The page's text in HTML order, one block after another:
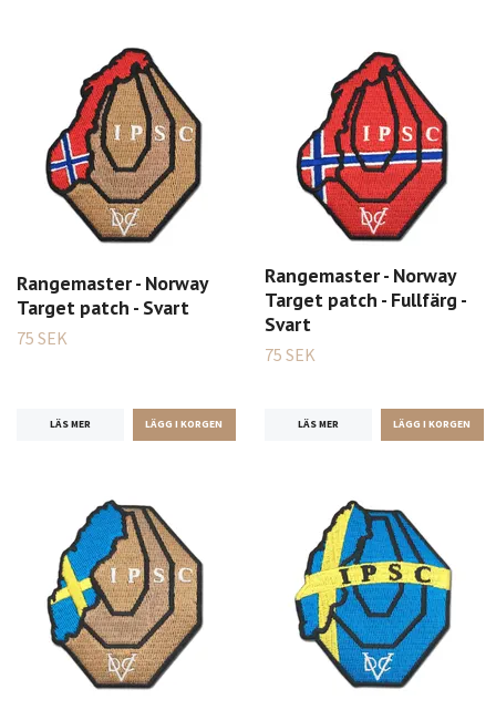
Rangemaster - Norway
Target patch - Svart
75 SEK
LÄS MER
Rangemaster - Norway
Target patch - Fullfärg -
Svart
75 SEK
LÄS MER